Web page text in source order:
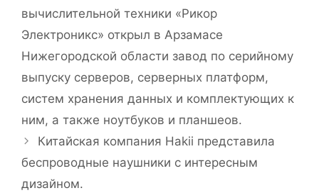
вычислительной техники «Рикор
Электроникс» открыл в Арзамасе
Нижегородской области завод по серийному
выпуску серверов, серверных платформ,
систем хранения данных и комплектующих к
ним, а также ноутбуков и планшеов.
Китайская компания Hakii представила
беспроводные наушники с интересным
дизайном.